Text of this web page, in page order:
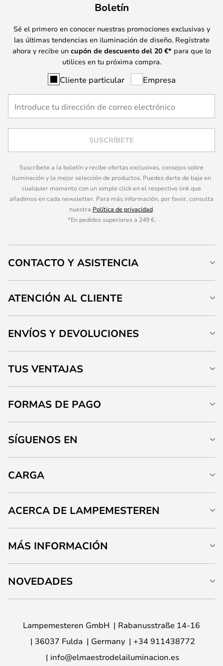
Boletín
Sé el primero en conocer nuestras promociones exclusivas y
las últimas tendencias en iluminación de diseño. Regístrate
ahora y recibe un cupón de descuento del 20 €* para que lo
utilices en tu próxima compra.
Cliente particular Empresa
SUSCRÍBETE
Suscríbete a la boletín y recibe ofertas exclusivas, consejos sobre
iluminación y la mejor selección de productos. Puedes darte de baja en
cualquier momento con un simple click en el respectivo link que
añadimos en cada newsletter. Para más información, por favor, consulta
nuestra Política de privacidad.
*En pedidos superiores a 249 €.
CONTACTO Y ASISTENCIA
ATENCIÓN AL CLIENTE
ENVÍOS Y DEVOLUCIONES
TUS VENTAJAS
FORMAS DE PAGO
SÍGUENOS EN
CARGA
ACERCA DE LAMPEMESTEREN
MÁS INFORMACIÓN
NOVEDADES
Lampemesteren GmbH
Rabanusstraße 14-16
36037 Fulda
Germany
+34 911438772
info@elmaestrodelailuminacion.es